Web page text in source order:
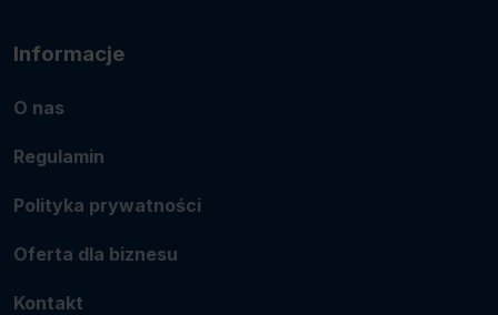
Informacje
O nas
Regulamin
Polityka prywatności
Oferta dla biznesu
Kontakt